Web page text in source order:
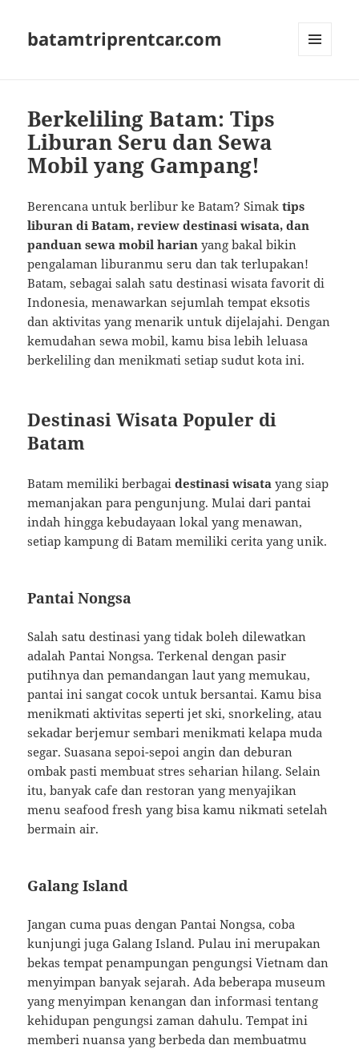
batamtriprentcar.com
Berkeliling Batam: Tips
Liburan Seru dan Sewa
Mobil yang Gampang!
Berencana untuk berlibur ke Batam? Simaktips
liburan di Batam, review destinasi wisata, dan
panduan sewa mobil harian yang bakal bikin
pengalaman liburanmu seru dan tak terlupakan!
Batam, sebagai salah satu destinasi wisata favorit di
Indonesia, menawarkan sejumlah tempat eksotis
dan aktivitas yang menarik untuk dijelajahi. Dengan
kemudahan sewa mobil, kamu bisa lebih leluasa
berkeliling dan menikmati setiap sudut kota ini.
Destinasi Wisata Populer di
Batam
Batam memiliki berbagaidestinasi wisata yang siap
memanjakan para pengunjung. Mulai dari pantai
indah hingga kebudayaan lokal yang menawan,
setiap kampung di Batam memiliki cerita yang unik.
Pantai Nongsa
Salah satu destinasi yang tidak boleh dilewatkan
adalah Pantai Nongsa. Terkenal dengan pasir
putihnya dan pemandangan laut yang memukau,
pantai ini sangat cocok untuk bersantai. Kamu bisa
menikmati aktivitas seperti jet ski, snorkeling, atau
sekadar berjemur sembari menikmati kelapa muda
segar. Suasana sepoi-sepoi angin dan deburan
ombak pasti membuat stres seharian hilang. Selain
itu, banyak cafe dan restoran yang menyajikan
menu seafood fresh yang bisa kamu nikmati setelah
bermain air.
Galang Island
Jangan cuma puas dengan Pantai Nongsa, coba
kunjungi juga Galang Island. Pulau ini merupakan
bekas tempat penampungan pengungsi Vietnam dan
menyimpan banyak sejarah. Ada beberapa museum
yang menyimpan kenangan dan informasi tentang
kehidupan pengungsi zaman dahulu. Tempat ini
memberi nuansa yang berbeda dan membuatmu